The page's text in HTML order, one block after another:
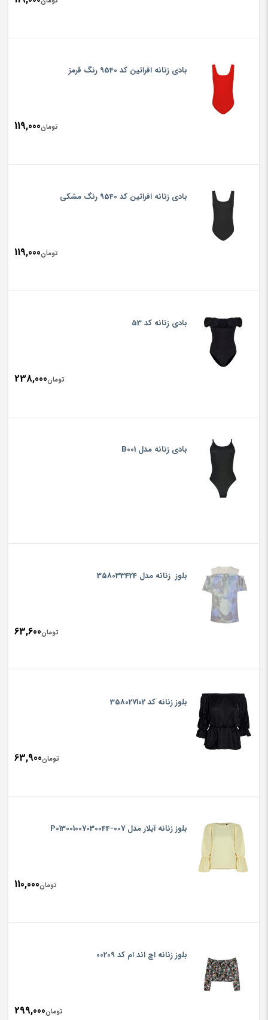
بادی زنانه افراتین کد 9540 رنگ قرمز
تومان119,000
بادی زنانه افراتین کد 9540 رنگ مشکی
تومان119,000
بادی زنانه کد 53
تومان238,000
بادی زنانه مدل B001
بلوز زنانه مدل 358033424
تومان63,600
بلوز زنانه کد 358027102
تومان63,900
بلوز زنانه آیلار مدل P013001007030044-007
تومان110,000
بلوز زنانه اچ اند ام کد 00209
تومان299,000